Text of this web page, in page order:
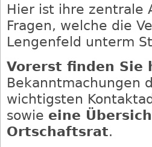
Hier ist ihre zentrale
Fragen, welche die
Lengenfeld unterm
Vorerst finden Sie
Bekanntmachungen
wichtigsten
sowie eine
Ortschaftsrat.